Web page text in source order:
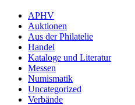
APHV
Auktionen
Aus der Philatelie
Handel
Kataloge und Literatur
Messen
Numismatik
Uncategorized
Verbände